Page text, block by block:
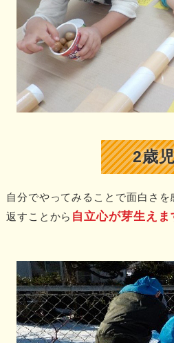
2歳
自分でやってみることで面白さ
返すことから 自立心が芽生えま